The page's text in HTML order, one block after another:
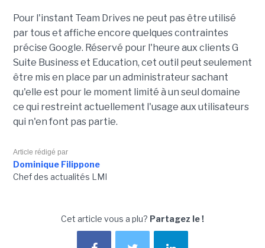
Pour l'instant Team Drives ne peut pas être utilisé
par tous et affiche encore quelques contraintes
précise Google. Réservé pour l'heure aux clients G
Suite Business et Education, cet outil peut seulement
être mis en place par un administrateur sachant
qu'elle est pour le moment limité à un seul domaine
ce qui restreint actuellement l'usage aux utilisateurs
qui n'en font pas partie.
Article rédigé par
Dominique Filippone
Chef des actualités LMI
Cet article vous a plu? Partagez le !